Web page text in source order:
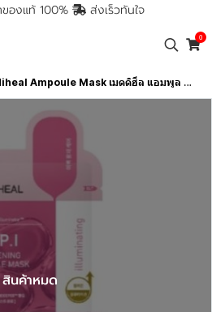
องแท้ 100% ส่งเร็วทันใจ
0
Ampoule Mask เมดดิฮีล แอมพูล มาสก์
สินค้าหมด